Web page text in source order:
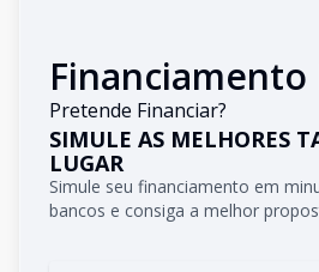
Financiamento
Pretende Financiar?
SIMULE AS MELHORES
LUGAR
Simule seu financiamento em
bancos e consiga a melhor